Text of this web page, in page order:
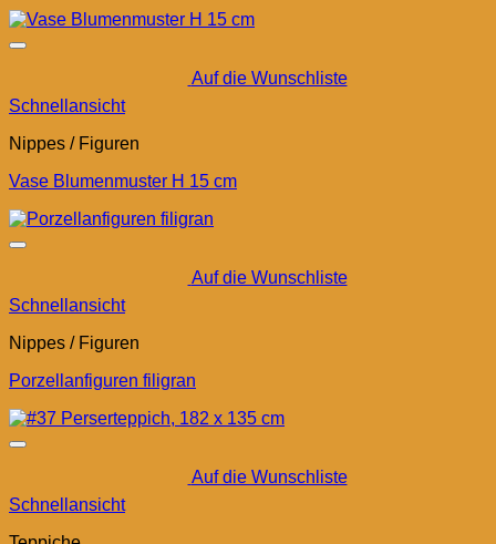
Auf die Wunschliste
Schnellansicht
Nippes / Figuren
Vase Blumenmuster H 15 cm
Auf die Wunschliste
Schnellansicht
Nippes / Figuren
Porzellanfiguren filigran
Auf die Wunschliste
Schnellansicht